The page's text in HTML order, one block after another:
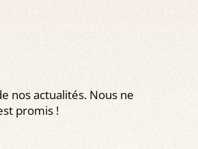
nos actualités. Nous ne
promis !